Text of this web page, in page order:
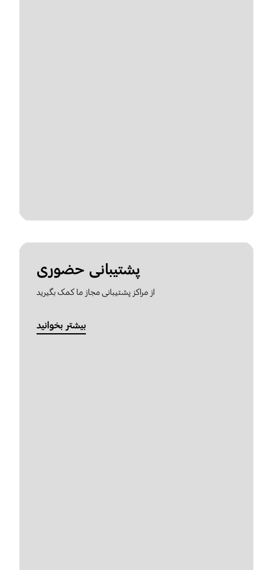
پشتیبانی حضوری
از مراکز پشتیبانی مجاز ما کمک بگیرید
بیشتر بخوانید